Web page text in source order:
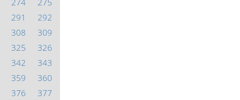
291
292
308
309
325
326
342
343
359
360
376
377